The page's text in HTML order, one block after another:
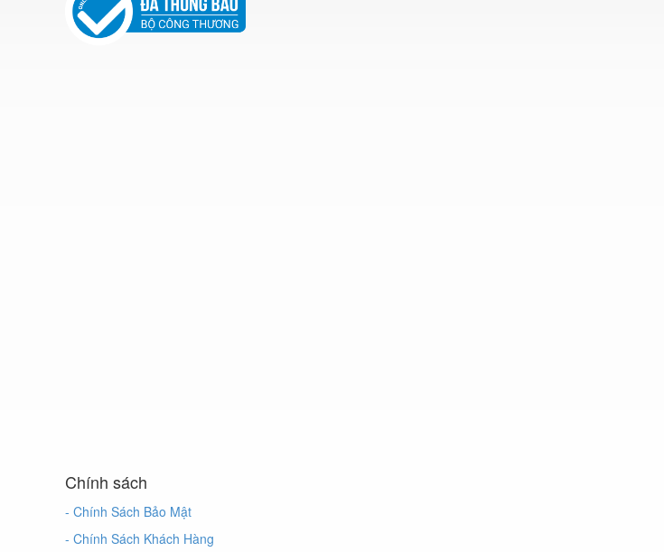
Chính sách
- Chính Sách Bảo Mật
- Chính Sách Khách Hàng